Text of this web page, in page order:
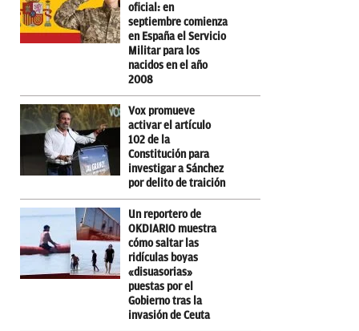
oficial: en
septiembre comienza
en España el Servicio
Militar para los
nacidos en el año
2008
Vox promueve
activar el artículo
102 de la
Constitución para
investigar a Sánchez
por delito de traición
Un reportero de
OKDIARIO muestra
cómo saltar las
ridículas boyas
«disuasorias»
puestas por el
Gobierno tras la
invasión de Ceuta